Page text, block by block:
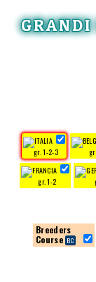
gr. 1-2-3
gr. 1-2
Breeders
Course